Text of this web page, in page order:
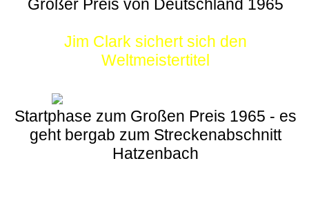
Großer Preis von Deutschland 1965
Jim Clark sichert sich den
Weltmeistertitel
Startphase zum Großen Preis 1965 - es
geht bergab zum Streckenabschnitt
Hatzenbach